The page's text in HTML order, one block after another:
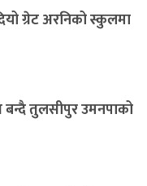
ग्रेट अरनिको स्कुलमा
तुलसीपुर उमनपाको